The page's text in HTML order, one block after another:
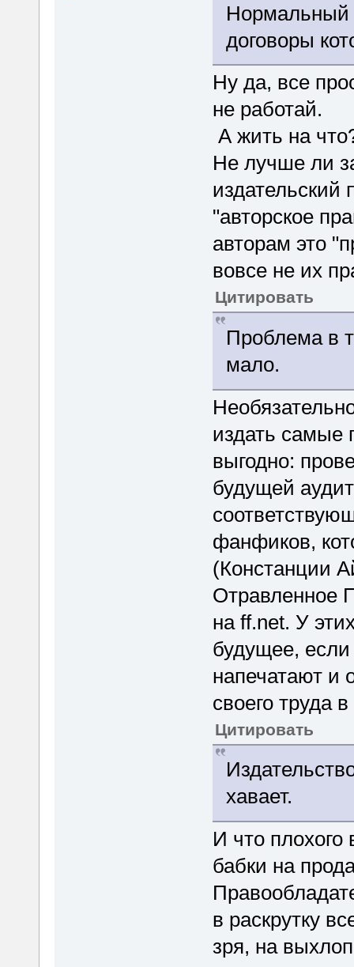
Нормальный
договоры
Ну да, все
не работай.
А жить на
Не лучше ли
издательский
"авторское
авторам это
вовсе не их
Цитировать
Проблема в
мало.
издать самые
выгодно:
будущей
фанфиков,
(Констанции
Отравленное
на ff.net. У
будущее,
напечатают и
своего труда
Цитировать
хавает.
И что плохого
бабки на
в раскрутку
зря, на